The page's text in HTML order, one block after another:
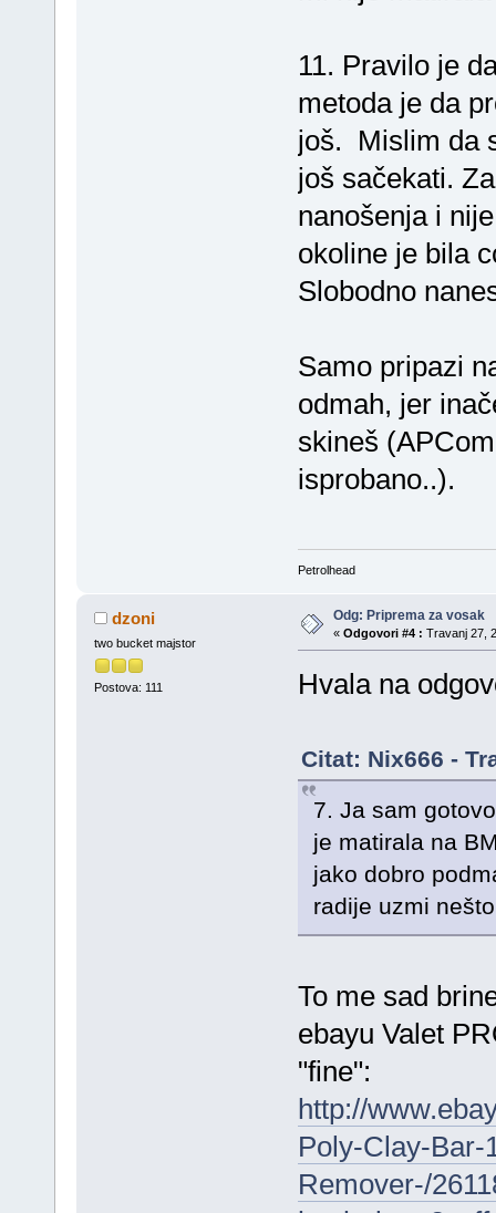
11. Pravilo je
metoda je da
još. Mislim da
još sačekati.
nanošenja i
okoline je bila
Slobodno
Samo pripazi
odmah, jer
skineš
isprobano..).
Petrolhead
dzoni
two bucket majstor
Postova: 111
Odg: Priprema za vosak
« Odgovori #4 : Travanj 27,
Hvala na
Citat: Nix666 -
7. Ja sam
je matirala na
jako dobro
radije uzmi
To me sad
ebayu Valet
"fine":
http://
Poly-Clay-Bar-
Remover-/